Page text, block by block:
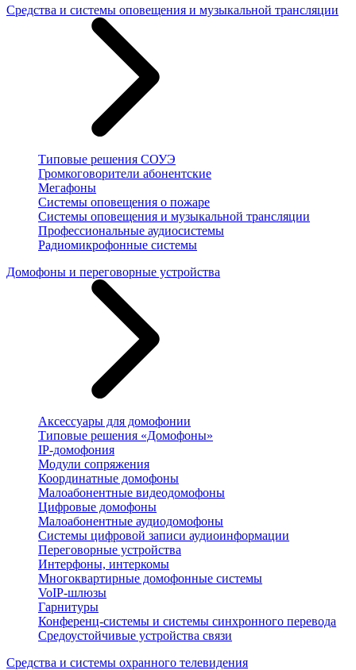
Средства и системы оповещения и музыкальной трансляции
Типовые решения СОУЭ
Громкоговорители абонентские
Мегафоны
Системы оповещения о пожаре
Системы оповещения и музыкальной трансляции
Профессиональные аудиосистемы
Радиомикрофонные системы
Домофоны и переговорные устройства
Аксессуары для домофонии
Типовые решения «Домофоны»
IP-домофония
Модули сопряжения
Координатные домофоны
Малоабонентные видеодомофоны
Цифровые домофоны
Малоабонентные аудиодомофоны
Системы цифровой записи аудиоинформации
Переговорные устройства
Интерфоны, интеркомы
Многоквартирные домофонные системы
VoIP-шлюзы
Гарнитуры
Конференц-системы и системы синхронного перевода
Средоустойчивые устройства связи
Средства и системы охранного телевидения